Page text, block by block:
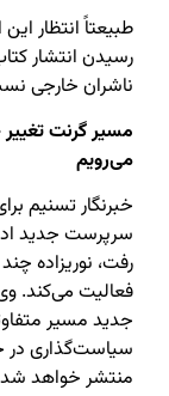
طبیعتاً انتظار
رسیدن انتشار
ناشران خارجی
مسیر گرنت
می‌رویم
خبرنگار تسنیم
سرپرست جدید
رفت،‌ نوریزاده
فعالیت می‌کند.
جدید مسیر
سیاست‌گذاری در
منتشر خواهد